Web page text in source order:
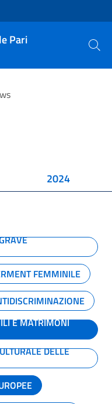
Pari
Cerca
2024
FEMMINILE
E MATRIMONI
DELLE